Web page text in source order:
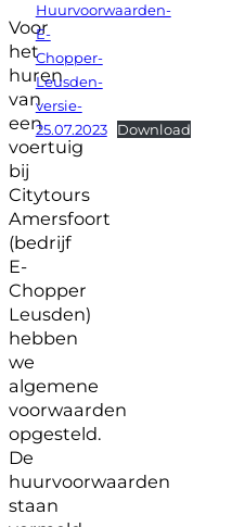
Voor
het
huren
van
een
voertuig
bij
Citytours
Amersfoort
(bedrijf
E-
Chopper
Leusden)
hebben
we
algemene
voorwaarden
opgesteld.
De
huurvoorwaarden
staan
Huurvoorwaarden-
E-
Chopper-
Leusden-
versie-
25.07.2023
Download